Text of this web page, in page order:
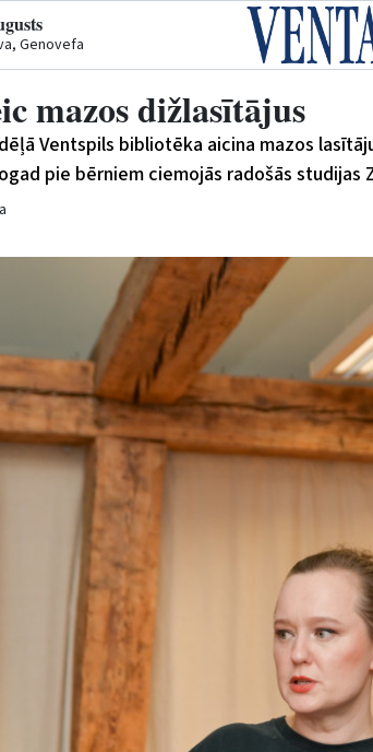
Genovefa
mazos dižlasītājus
Ventspils bibliotēka aicina mazos
pie bērniem ciemojās radošās studijas